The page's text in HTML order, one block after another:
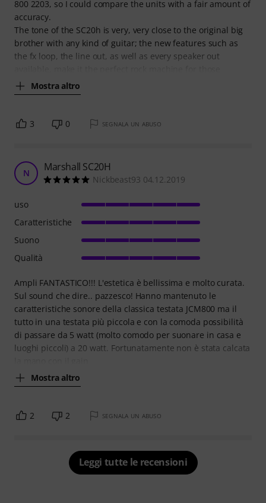
800 2203, so I could compare the units with a fair amount of
accuracy.
The tone of the SC20h is very, very close to the original big
brother with any kind of guitar; the new features such as
the fx loop, the line out, as well as every speaker out
Mostra altro
3 0 SEGNALA UN ABUSO
N Marshall SC20H
Nickbeast93 04.12.2019
Ampli FANTASTICO!!! L'estetica è bellissima e molto curata.
Sul sound che dire.. pazzesco! Hanno mantenuto le
caratteristiche sonore della classica testata JCM800 ma il
tutto in una testata più piccola e con la comoda possibilità
di passare da 5 watt (molto comodo per suonare in casa e
luoghi piccoli) a 20 watt. Fortunatamente non è stata calcata
Mostra altro
uso
Caratteristiche
Suono
Qualità
2 2 SEGNALA UN ABUSO
Leggi tutte le recensioni